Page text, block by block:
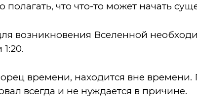
полагать, что что-то может начать
возникновения Вселенной
времени, находится вне
всегда и не нуждается в причине.